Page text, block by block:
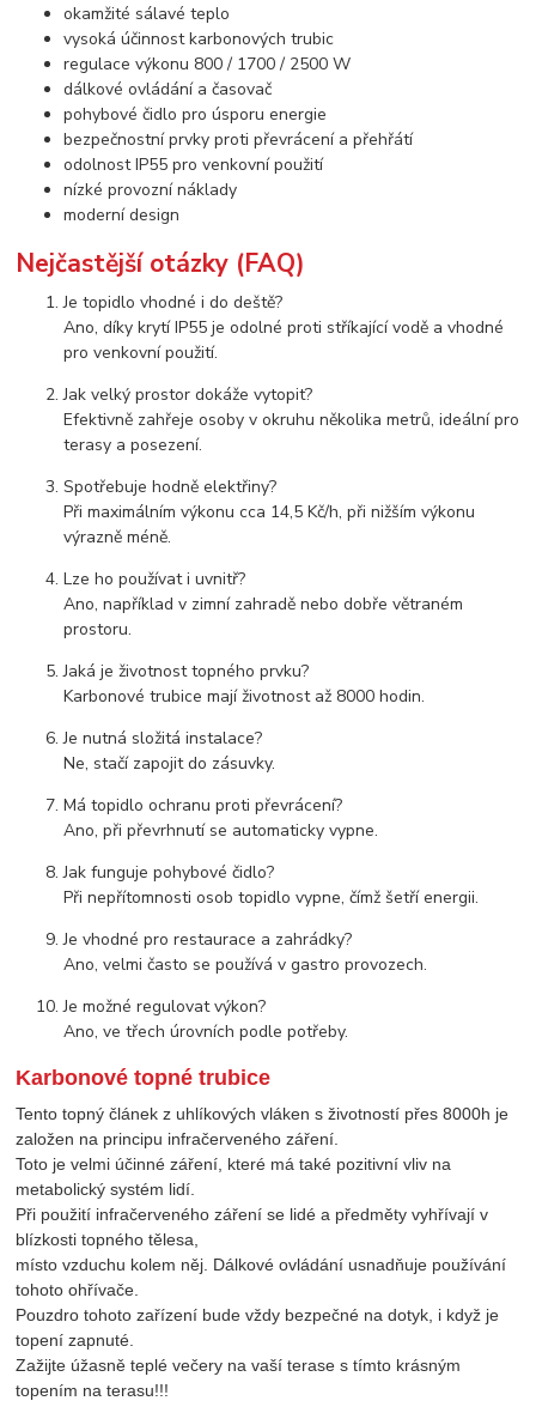
okamžité sálavé teplo
vysoká účinnost karbonových trubic
regulace výkonu 800 / 1700 / 2500 W
dálkové ovládání a časovač
pohybové čidlo pro úsporu energie
bezpečnostní prvky proti převrácení a přehřátí
odolnost IP55 pro venkovní použití
nízké provozní náklady
moderní design
Nejčastější otázky (FAQ)
Je topidlo vhodné i do deště?
Ano, díky krytí IP55 je odolné proti stříkající vodě a vhodné
pro venkovní použití.
Jak velký prostor dokáže vytopit?
Efektivně zahřeje osoby v okruhu několika metrů, ideální pro
terasy a posezení.
Spotřebuje hodně elektřiny?
Při maximálním výkonu cca 14,5 Kč/h, při nižším výkonu
výrazně méně.
Lze ho používat i uvnitř?
Ano, například v zimní zahradě nebo dobře větraném
prostoru.
Jaká je životnost topného prvku?
Karbonové trubice mají životnost až 8000 hodin.
Je nutná složitá instalace?
Ne, stačí zapojit do zásuvky.
Má topidlo ochranu proti převrácení?
Ano, při převrhnutí se automaticky vypne.
Jak funguje pohybové čidlo?
Při nepřítomnosti osob topidlo vypne, čímž šetří energii.
Je vhodné pro restaurace a zahrádky?
Ano, velmi často se používá v gastro provozech.
Je možné regulovat výkon?
Ano, ve třech úrovních podle potřeby.
Karbonové topné trubice
Tento topný článek z uhlíkových vláken s životností přes 8000h je
založen na principu infračerveného záření.
Toto je velmi účinné záření, které má také pozitivní vliv na
metabolický systém lidí.
Při použití infračerveného záření se lidé a předměty vyhřívají v
blízkosti topného tělesa,
místo vzduchu kolem něj. Dálkové ovládání usnadňuje používání
tohoto ohřívače.
Pouzdro tohoto zařízení bude vždy bezpečné na dotyk, i když je
topení zapnuté.
Zažijte úžasně teplé večery na vaší terase s tímto krásným
topením na terasu!!!